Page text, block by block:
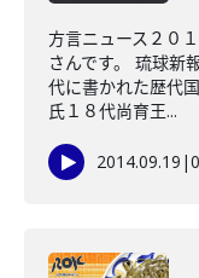
方言ニュース２０
さんです。 琉球新
代に書かれた歴代
氏１８代尚育王...
2014.09.19 |